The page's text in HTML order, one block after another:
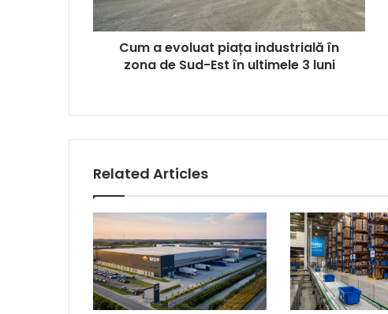
Sud-
Cum a evoluat piața industrială în
zona de Sud-Est în ultimele 3 luni
Related Articles